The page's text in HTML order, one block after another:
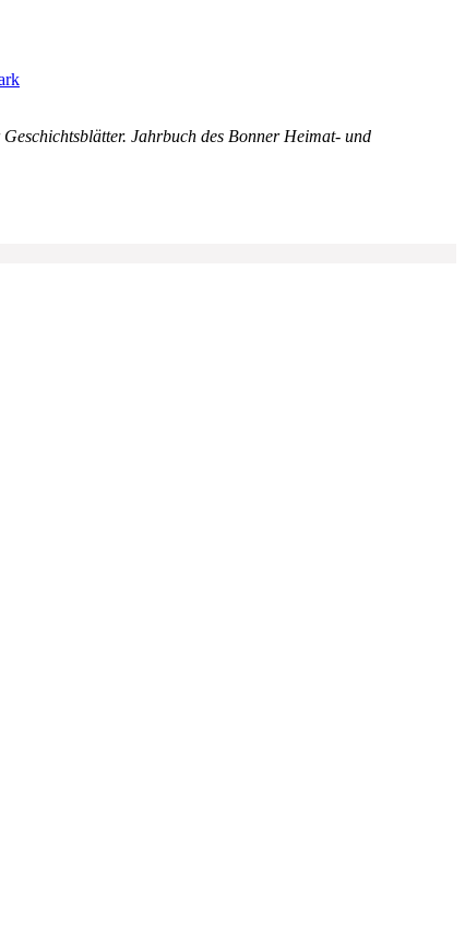
Geschichtsblätter. Jahrbuch des Bonner Heimat- und